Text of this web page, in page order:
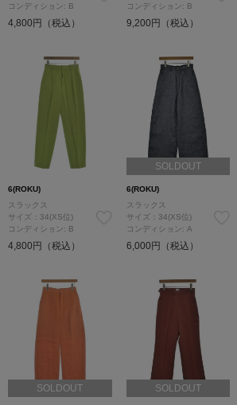
コンディション: B
4,800円（税込）
コンディション: B
9,200円（税込）
6(ROKU)
スラックス
サイズ：34(XS位)
コンディション: B
4,800円（税込）
SOLDOUT
6(ROKU)
スラックス
サイズ：34(XS位)
コンディション: A
6,000円（税込）
SOLDOUT SOLDOUT